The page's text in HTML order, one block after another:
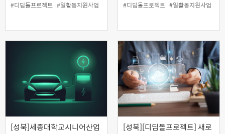
#디딤돌프로젝트 #일활동지원사업
과정
#디딤돌프로젝트 #일활동지원사업
[성북]세종대학교시니어산업
[성북][디딤돌프로젝트] 새로